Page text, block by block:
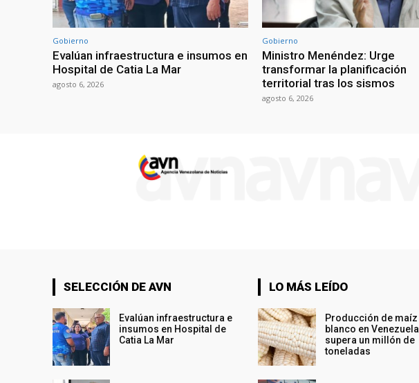
Gobierno
Evalúan infraestructura e insumos en
Hospital de Catia La Mar
agosto 6, 2026
Gobierno
Ministro Menéndez: Urge
transformar la planificación
territorial tras los sismos
agosto 6, 2026
SELECCIÓN DE AVN
Evalúan infraestructura e
insumos en Hospital de
Catia La Mar
LO MÁS LEÍDO
Producción de maíz
blanco en Venezuela
supera un millón de
toneladas